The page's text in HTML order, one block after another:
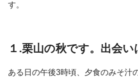
す。
１.栗山の秋です。出会い
ある日の午後3時頃、夕食のみそ汁